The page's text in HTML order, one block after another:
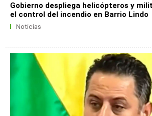
Gobierno despliega helicópteros y
el control del incendio en Barrio Lindo
Noticias